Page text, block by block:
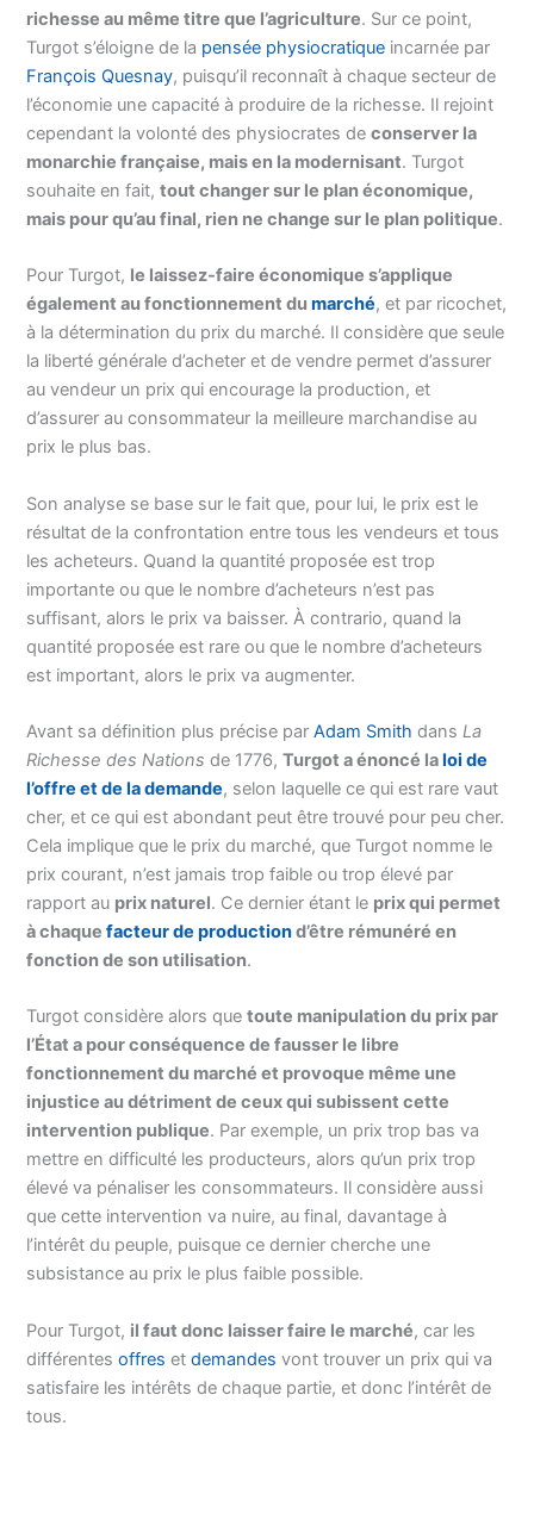
richesse au même titre que l’agriculture. Sur ce point,
Turgot s’éloigne de la pensée physiocratique incarnée par
François Quesnay, puisqu’il reconnaît à chaque secteur de
l’économie une capacité à produire de la richesse. Il rejoint
cependant la volonté des physiocrates deconserver la
monarchie française, mais en la modernisant. Turgot
souhaite en fait,tout changer sur le plan économique,
mais pour qu’au final, rien ne change sur le plan politique.
Pour Turgot, le laissez-faire économique s’applique
également au fonctionnement dumarché, et par ricochet,
à la détermination du prix du marché. Il considère que seule
la liberté générale d’acheter et de vendre permet d’assurer
au vendeur un prix qui encourage la production, et
d’assurer au consommateur la meilleure marchandise au
prix le plus bas.
Son analyse se base sur le fait que, pour lui, le prix est le
résultat de la confrontation entre tous les vendeurs et tous
les acheteurs. Quand la quantité proposée est trop
importante ou que le nombre d’acheteurs n’est pas
suffisant, alors le prix va baisser. À contrario, quand la
quantité proposée est rare ou que le nombre d’acheteurs
est important, alors le prix va augmenter.
Avant sa définition plus précise parAdam Smith dansLa
Richesse des Nations de 1776,Turgot a énoncé laloi de
l’offre et de la demande, selon laquelle ce qui est rare vaut
cher, et ce qui est abondant peut être trouvé pour peu cher.
Cela implique que le prix du marché, que Turgot nomme le
prix courant, n’est jamais trop faible ou trop élevé par
rapport au prix naturel. Ce dernier étant le prix qui permet
à chaquefacteur de productiond’être rémunéré en
fonction de son utilisation.
Turgot considère alors quetoute manipulation du prix par
l’État a pour conséquence de fausser le libre
fonctionnement du marché et provoque même une
injustice au détriment de ceux qui subissent cette
intervention publique. Par exemple, un prix trop bas va
mettre en difficulté les producteurs, alors qu’un prix trop
élevé va pénaliser les consommateurs. Il considère aussi
que cette intervention va nuire, au final, davantage à
l’intérêt du peuple, puisque ce dernier cherche une
subsistance au prix le plus faible possible.
Pour Turgot, il faut donc laisser faire le marché, car les
différentesoffres etdemandes vont trouver un prix qui va
satisfaire les intérêts de chaque partie, et donc l’intérêt de
tous.